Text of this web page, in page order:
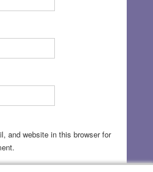
and website in this browser for